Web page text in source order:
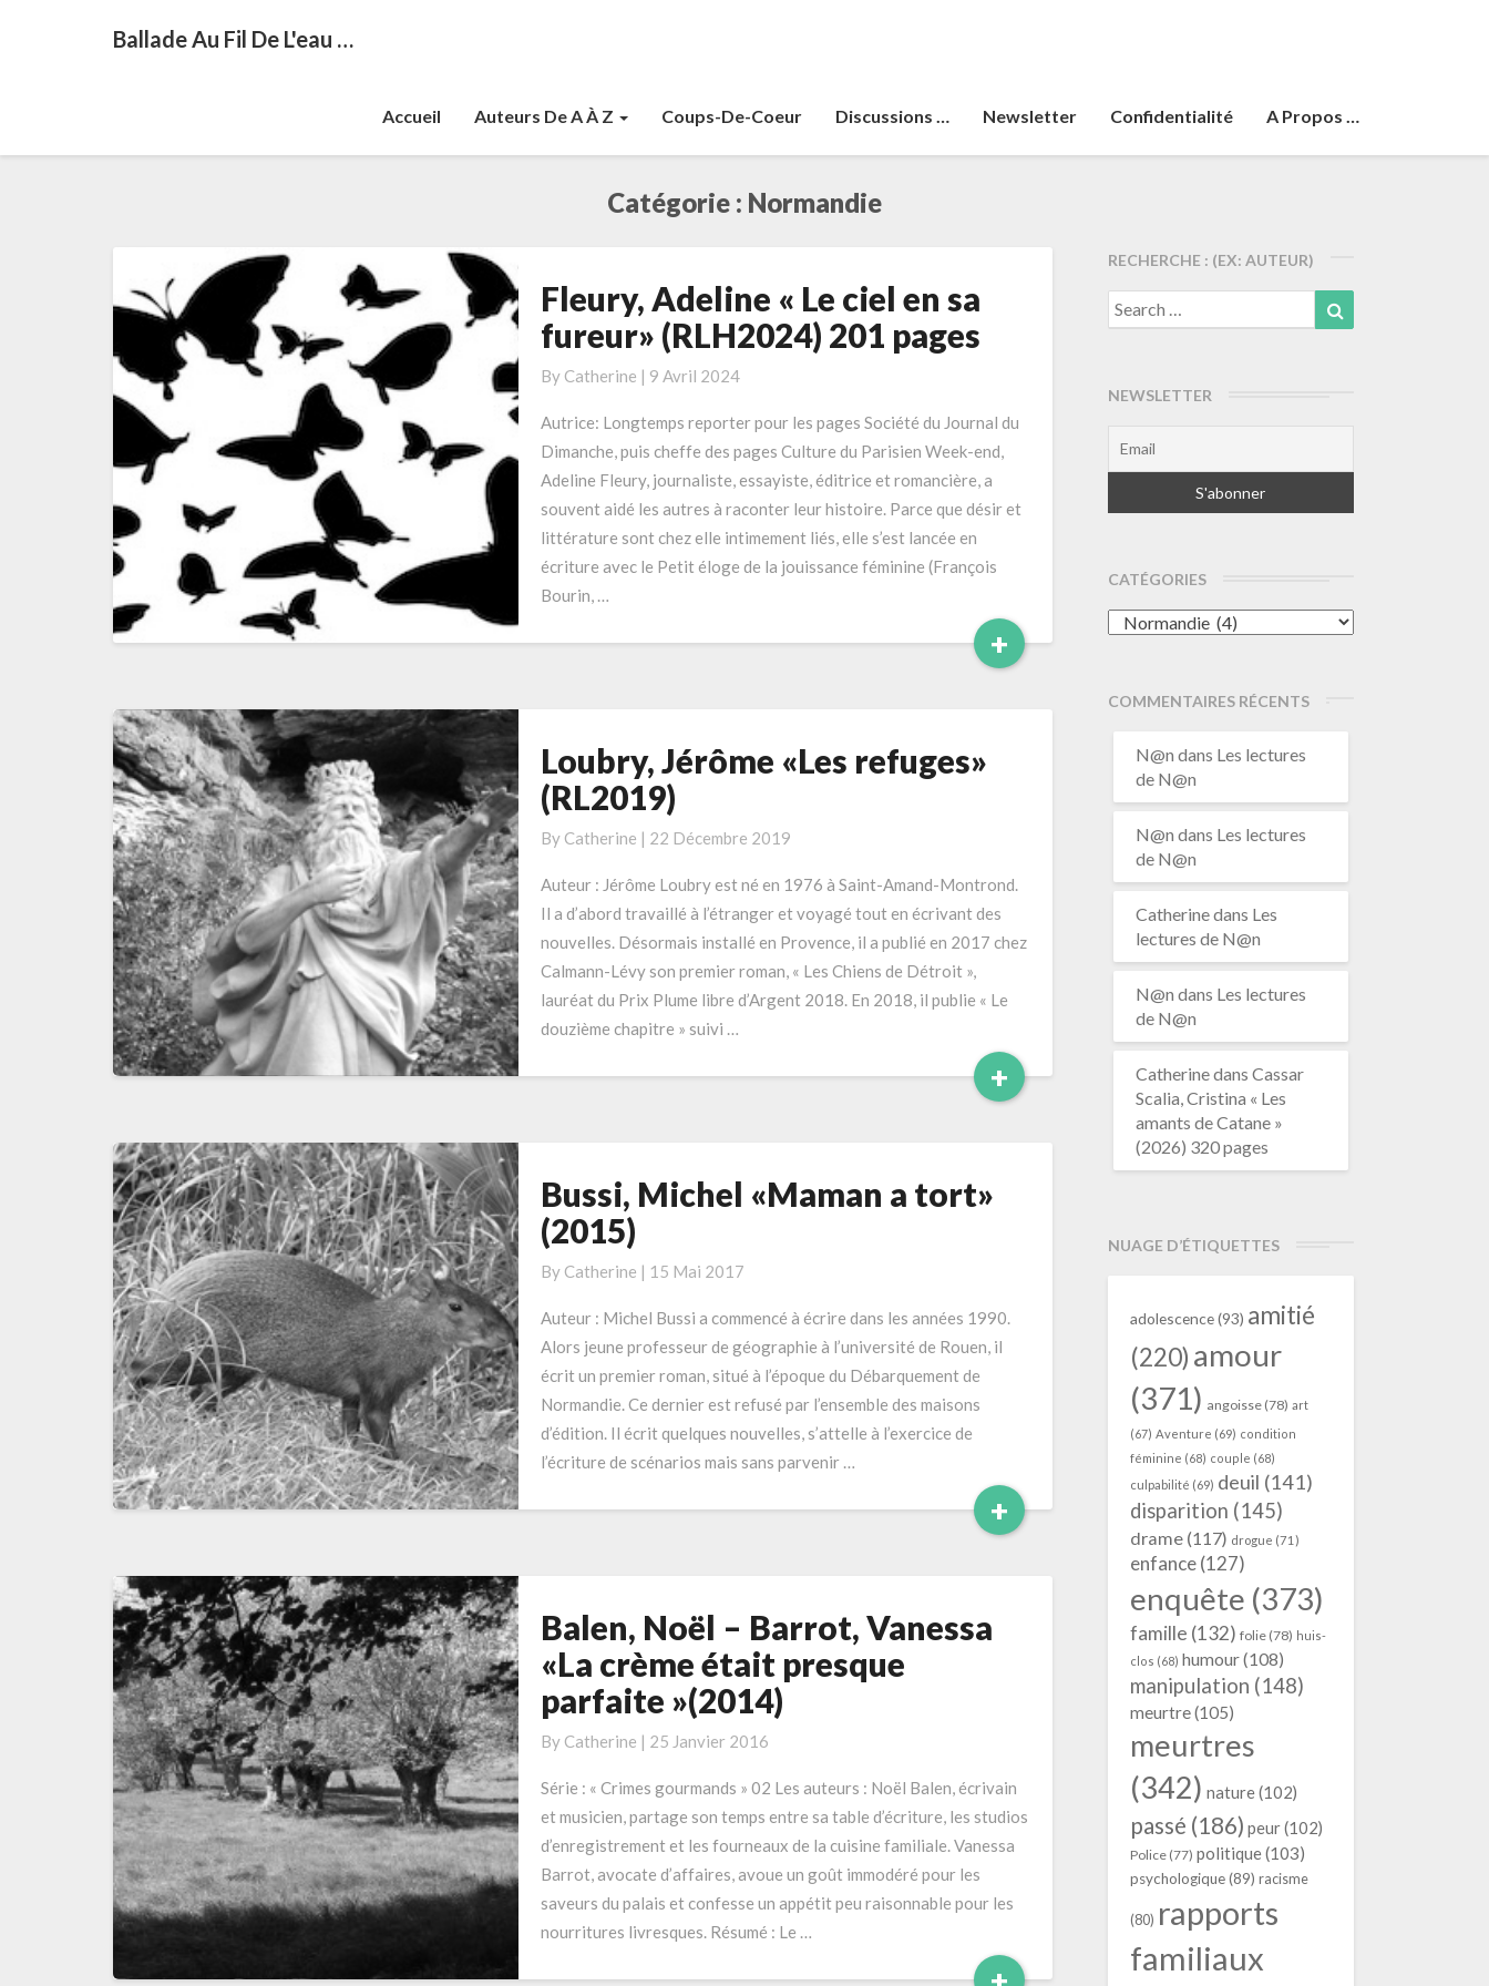
Ballade Au Fil De L'eau …
Accueil Auteurs De A À Z Coups-De-Coeur Discussions … Newsletter Confidentialité A Propos …
Catégorie : Normandie
Fleury,
Adeline
« Le
ciel en
fureur»
(RLH2024)
201
pages
Fleury, Adeline « Le ciel en sa
fureur» (RLH2024) 201 pages
By Catherine | 9 Avril 2024
Autrice: Longtemps reporter pour les pages Société du Journal du
Dimanche, puis cheffe des pages Culture du Parisien Week-end,
Adeline Fleury, journaliste, essayiste, éditrice et romancière, a
souvent aidé les autres à raconter leur histoire. Parce que désir et
littérature sont chez elle intimement liés, elle s’est lancée en
écriture avec le Petit éloge de la jouissance féminine (François
Bourin, …
+Read
More
Loubry,
Jérôme
«Les
refuges»
Loubry, Jérôme «Les refuges»
(RL2019)
By Catherine | 22 Décembre 2019
Auteur : Jérôme Loubry est né en 1976 à Saint-Amand-Montrond.
Il a d’abord travaillé à l’étranger et voyagé tout en écrivant des
nouvelles. Désormais installé en Provence, il a publié en 2017 chez
Calmann-Lévy son premier roman, « Les Chiens de Détroit »,
lauréat du Prix Plume libre d’Argent 2018. En 2018, il publie « Le
douzième chapitre » suivi …
+Read
More
Bussi,
Michel
«Maman
a
(2015)
Bussi, Michel «Maman a tort»
(2015)
By Catherine | 15 Mai 2017
Auteur : Michel Bussi a commencé à écrire dans les années 1990.
Alors jeune professeur de géographie à l’université de Rouen, il
écrit un premier roman, situé à l’époque du Débarquement de
Normandie. Ce dernier est refusé par l’ensemble des maisons
d’édition. Il écrit quelques nouvelles, s’attelle à l’exercice de
l’écriture de scénarios mais sans parvenir …
+Read
More
Balen,
Noël
–
Barrot,
Vanessa
crème
était
presque
parfaite
»(2014)
Balen, Noël – Barrot, Vanessa
«La crème était presque
parfaite »(2014)
By Catherine | 25 Janvier 2016
Série : « Crimes gourmands » 02 Les auteurs : Noël Balen, écrivain
et musicien, partage son temps entre sa table d’écriture, les studios
d’enregistrement et les fourneaux de la cuisine familiale. Vanessa
Barrot, avocate d’affaires, avoue un goût immodéré pour les
saveurs du palais et confesse un appétit peu raisonnable pour les
nourritures livresques. Résumé : Le …
Read
RECHERCHE : (EX: AUTEUR)
Search
for:
NEWSLETTER
CATÉGORIES
Catégories
COMMENTAIRES RÉCENTS
N@n dans Les lectures
de N@n
N@n dans Les lectures
de N@n
Catherinedans Les
lectures de N@n
N@n dans Les lectures
de N@n
Catherinedans Cassar
Scalia, Cristina « Les
amants de Catane »
(2026) 320 pages
NUAGE D’ÉTIQUETTES
adolescence(93) amitié
(220) amour
(371) angoisse(78) art
(67) Aventure (69) condition
féminine (68) couple (68)
culpabilité (69) deuil (141)
disparition (145)
drame(117) drogue (71)
enfance(127)
enquête (373)
famille (132) folie(78) huis-
clos (68) humour(108)
manipulation (148)
meurtre(105)
meurtres
(342) nature(102)
passé (186) peur(102)
Police(77) politique(103)
psychologique(89) racisme
(80) rapports
familiaux